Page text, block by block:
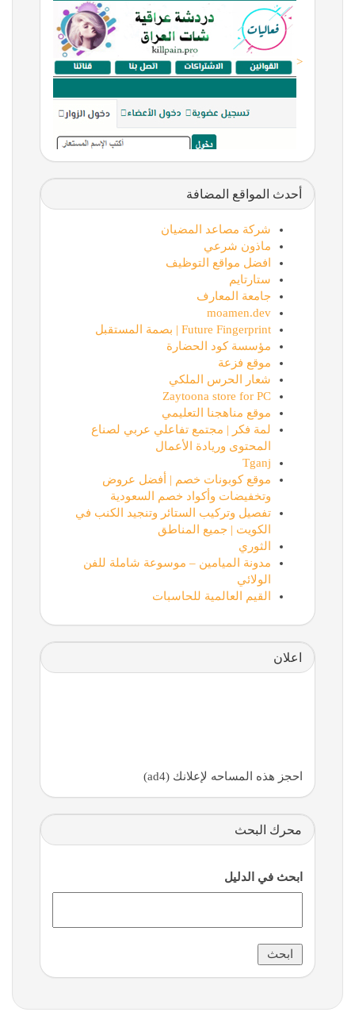
<
أحدث المواقع المضافة
شركة مصاعد المضيان
ماذون شرعي
افضل مواقع التوظيف
ستارتايم
جامعة المعارف
moamen.dev
Future Fingerprint | بصمة المستقبل
مؤسسة كود الحضارة
موقع فزعة
شعار الحرس الملكي
Zaytoona store for PC
موقع مناهجنا التعليمي
لمة فكر | مجتمع تفاعلي عربي لصناع
المحتوى وريادة الأعمال
Tganj
موقع كوبونات خصم | أفضل عروض
وتخفيضات وأكواد خصم السعودية
تفصيل وتركيب الستائر وتنجيد الكنب في
الكويت | جميع المناطق
الثوري
مدونة الميامين – موسوعة شاملة للفن
الولائي
القيم العالمية للحاسبات
اعلان
احجز هذه المساحه لإعلانك (ad4)
محرك البحث
ابحث في الدليل